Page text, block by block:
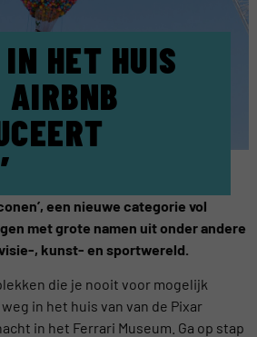
HET HUIS
een nieuwe categorie vol
met grote namen uit onder andere
, kunst- en sportwereld.
die je nooit voor mogelijk
in het huis van van de Pixar
in het Ferrari Museum. Ga op stap